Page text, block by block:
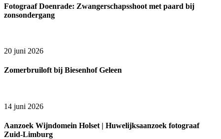
Fotograaf Doenrade: Zwangerschapsshoot met paard bij
zonsondergang
20 juni 2026
Zomerbruiloft bij Biesenhof Geleen
14 juni 2026
Aanzoek Wijndomein Holset | Huwelijksaanzoek fotograaf
Zuid-Limburg